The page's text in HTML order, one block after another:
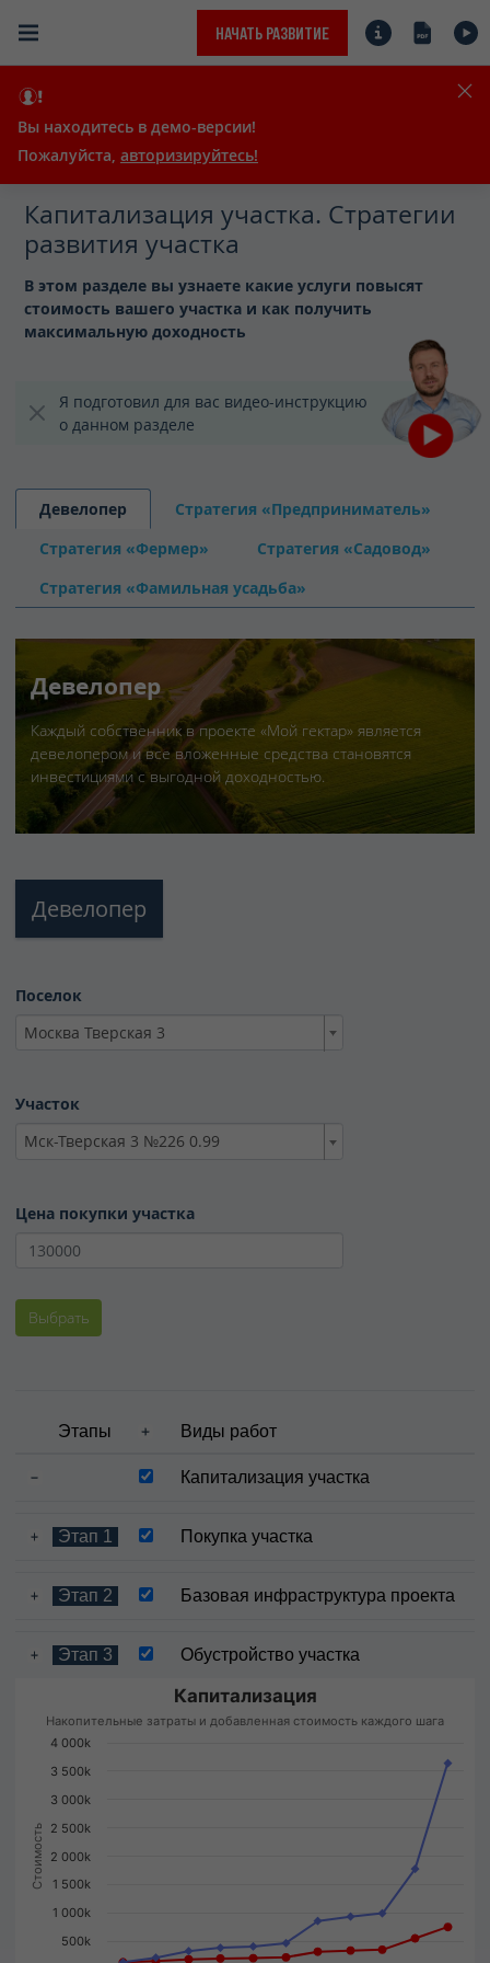
НАЧАТЬ РАЗВИТИЕ
Вы находитесь в демо-версии!
Пожалуйста, авторизируйтесь!
Проект «МОЙ ГЕКТАР»
Мой профиль
Мои участки
Капитализация
Стратегии развития
Конструктор участка
Голосования 2
Благоустройство
Добрососедство
Услуги СК
Мои заказы
Биржа для фермеров
Новости
Выход
развития поселков
Анастасия Васехина
Капитализация участка. Стратегии
развития участка
В этом разделе вы узнаете какие услуги повысят
стоимость вашего участка и как получить
максимальную доходность
Я подготовил для вас видео-инструкцию
о данном разделе
Девелопер
Стратегия «Предприниматель»
Стратегия «Фермер»
Стратегия «Садовод»
Стратегия «Фамильная усадьба»
Девелопер
Каждый собственник в проекте «Мой гектар» является
девелопером и все вложенные средства становятся
инвестициями с выгодной доходностью.
Девелопер
Поселок
Москва Тверская 3
Участок
Мск-Тверская 3 №226 0.99
Цена покупки участка
Выбрать
Этапы Виды работ
Капитализация участка
Этап 1 Покупка участка
Этап 2 Базовая инфраструктура проекта
Этап 3 Обустройство участка
Стоимость
Капитализация
Накопительные затраты и добавленная стоимость каждого шага
500k
1 000k
1 500k
2 000k
2 500k
3 000k
3 500k
4 000k